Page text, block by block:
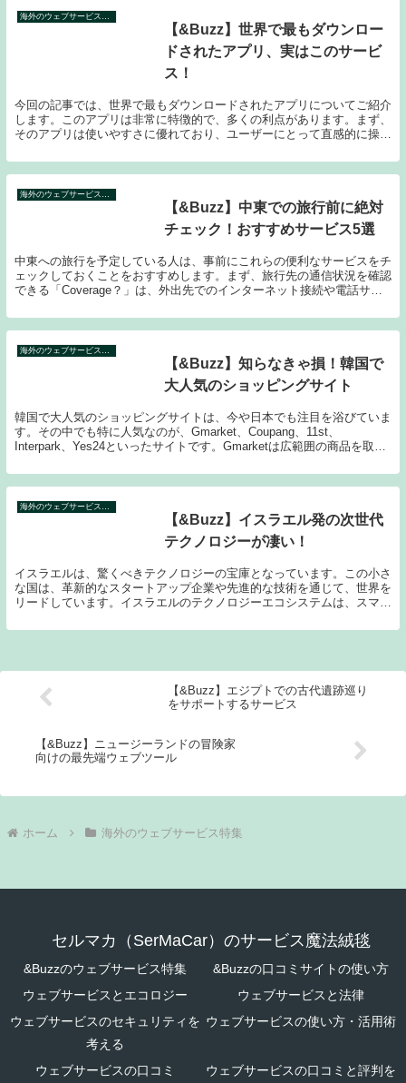
海外のウェブサービス特集
【&Buzz】世界で最もダウンロー
ドされたアプリ、実はこのサービ
ス！
今回の記事では、世界で最もダウンロードされたアプリについてご紹介
します。このアプリは非常に特徴的で、多くの利点があります。まず、
そのアプリは使いやすさに優れており、ユーザーにとって直感的に操作
海外のウェブサービス特集
【&Buzz】中東での旅行前に絶対
チェック！おすすめサービス5選
中東への旅行を予定している人は、事前にこれらの便利なサービスをチ
ェックしておくことをおすすめします。まず、旅行先の通信状況を確認
できる「Coverage？」は、外出先でのインターネット接続や電話サー
【&Buzz】知らなきゃ損！韓国で
大人気のショッピングサイト
韓国で大人気のショッピングサイトは、今や日本でも注目を浴びていま
す。その中でも特に人気なのが、Gmarket、Coupang、11st、
Interpark、Yes24といったサイトです。Gmarketは広範囲の商品を取り
【&Buzz】イスラエル発の次世代
テクノロジーが凄い！
イスラエルは、驚くべきテクノロジーの宝庫となっています。この小さ
な国は、革新的なスタートアップ企業や先進的な技術を通じて、世界を
リードしています。イスラエルのテクノロジーエコシステムは、スマー
【&Buzz】エジプトでの古代遺跡巡り
をサポートするサービス
【&Buzz】ニュージーランドの冒険家
向けの最先端ウェブツール
ホーム 海外のウェブサービス特集
セルマカ（SerMaCar）のサービス魔法絨毯
&Buzzのウェブサービス特集
&Buzzの口コミサイトの使い方
ウェブサービスとエコロジー
ウェブサービスと法律
ウェブサービスのセキュリティを
考える
ウェブサービスの使い方・活用術
ウェブサービスの口コミ ウェブサービスの口コミと評判を